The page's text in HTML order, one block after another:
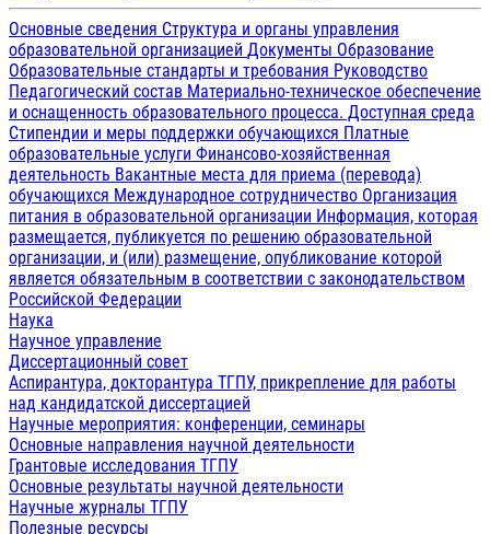
Основные сведения Структура и органы управления
образовательной организацией Документы Образование
Образовательные стандарты и требования Руководство
Педагогический состав Материально-техническое обеспечение
и оснащенность образовательного процесса. Доступная среда
Стипендии и меры поддержки обучающихся Платные
образовательные услуги Финансово-хозяйственная
деятельность Вакантные места для приема (перевода)
обучающихся Международное сотрудничество Организация
питания в образовательной организации Информация, которая
размещается, публикуется по решению образовательной
организации, и (или) размещение, опубликование которой
является обязательным в соответствии с законодательством
Российской Федерации
Наука
Научное управление
Диссертационный совет
Аспирантура, докторантура ТГПУ, прикрепление для работы
над кандидатской диссертацией
Научные мероприятия: конференции, семинары
Основные направления научной деятельности
Грантовые исследования ТГПУ
Основные результаты научной деятельности
Научные журналы ТГПУ
Полезные ресурсы